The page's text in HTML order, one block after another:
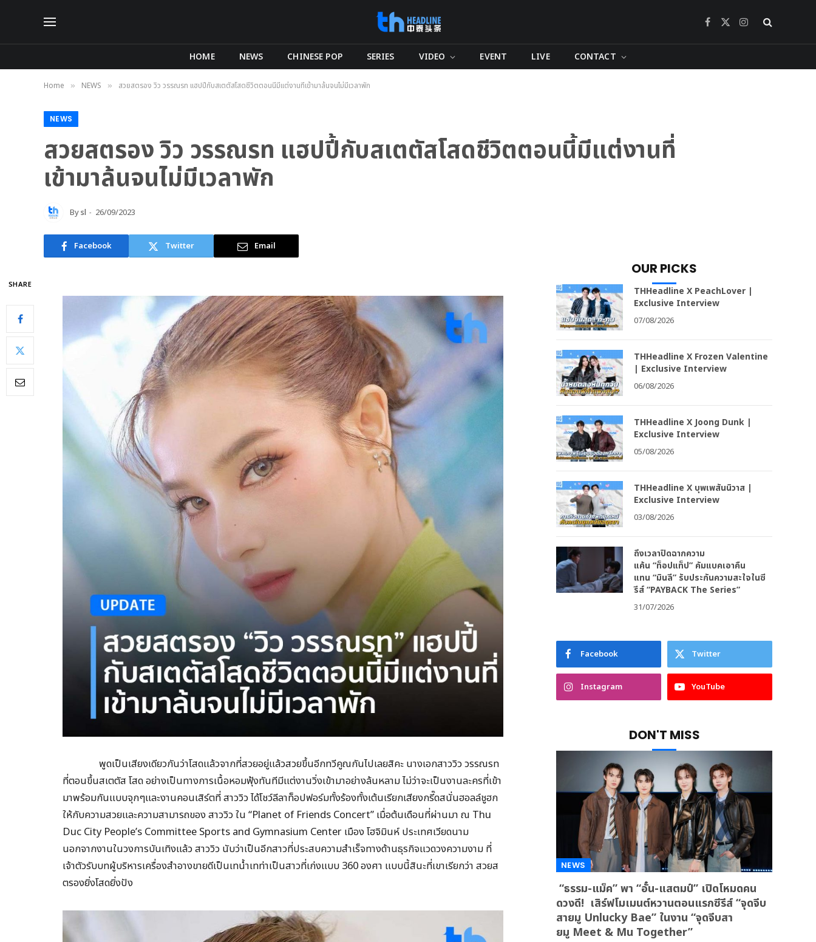
Facebook
X
Instagram
HOME NEWS CHINESE POP SERIES VIDEO EVENT LIVE CONTACT
Home » NEWS » สวยสตรอง วิว วรรณรท แฮปปี้กับสเตตัสโสดชีวิตตอนนี้มีแต่งานที่เข้ามาล้นจนไม่มีเวลาพัก
NEWS
สวยสตรอง วิว วรรณรท แฮปปี้กับสเตตัสโสดชีวิตตอนนี้มีแต่งานที่
เข้ามาล้นจนไม่มีเวลาพัก
Bysl 26/09/2023
Facebook Twitter Email
SHARE
พูดเป็นเสียงเดียวกันว่าโสดแล้วจากที่สวยอยู่แล้วสวยขึ้นอีกทวีคูณกันไปเลยสิคะ นางเอกสาววิว วรรณรท
ที่ตอนขึ้นสเตตัส โสด อย่างเป็นทางการเนื้อหอมฟุ้งทันทีมีแต่งานวิ่งเข้ามาอย่างล้นหลาม ไม่ว่าจะเป็นงานละครที่เข้า
มาพร้อมกันแบบจุกๆและงานคอนเสิร์ตที่ สาววิว ได้โชว์ลีลาท็อปฟอร์มทั้งร้องทั้งเต้นเรียกเสียงกรี๊ดสนั่นฮอลล์ชูฮก
ให้กับความสวยและความสามารถของ สาววิว ใน “Planet of Friends Concert” เมื่อต้นเดือนที่ผ่านมา ณ Thu
Duc City People’s Committee Sports and Gymnasium Center เมือง โฮจิมินห์ ประเทศเวียดนาม
นอกจากงานในวงการบันเทิงแล้ว สาววิว นับว่าเป็นอีกสาวที่ประสบความสำเร็จทางด้านธุรกิจแวดวงความงาม ที่
เจ้าตัวรับบทผู้บริหารเครื่องสำอางขายดีเป็นเทน้ำเทท่าเป็นสาวที่เก่งแบบ 360 องศา แบบนี้สินะที่เขาเรียกว่า สวยส
ตรองยิ่งโสดยิ่งปัง
OUR PICKS
THHeadline X PeachLover |
Exclusive Interview
07/08/2026
THHeadline X Frozen Valentine
| Exclusive Interview
06/08/2026
THHeadline X Joong Dunk |
Exclusive Interview
05/08/2026
THHeadline X บุพเพสันนิวาส |
Exclusive Interview
03/08/2026
ถึงเวลาปิดฉากความ
แค้น “ท็อปแท็ป” คัมแบคเอาคืน
แทน “มินลี” รับประกันความสะใจในซี
รีส์ “PAYBACK The Series”
31/07/2026
Facebook Twitter
Instagram YouTube
DON'T MISS
NEWS
“ธรรม-แม็ค” พา “อั๋น-แสตมป์” เปิดโหมดคน
ดวงดี! เสิร์ฟโมเมนต์หวานตอนแรกซีรีส์ “จุดจีบ
สายมู Unlucky Bae” ในงาน “จุดจีบสา
ยมู Meet & Mu Together”